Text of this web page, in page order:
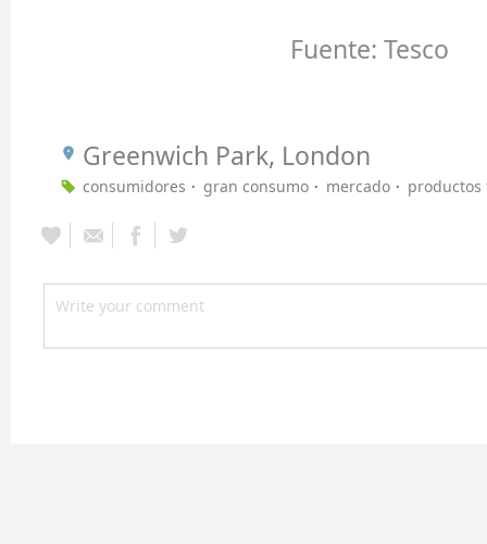
Fuente: Tesco
Greenwich Park, London
consumidores gran consumo mercado productos